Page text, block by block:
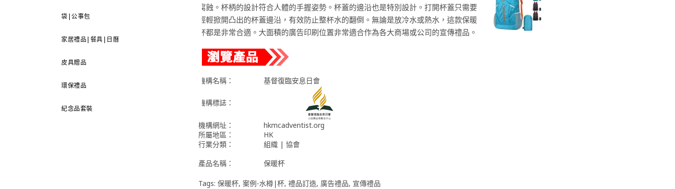
袋|公事包
家居禮品|餐具|日曆
皮具贈品
環保禮品
紀念品套裝
腐蝕。杯柄的設計符合人體的手握姿勢。杯蓋的邊沿也是特別設計。打開杯蓋只需要
輕輕掀開凸出的杯蓋邊沿，有效防止整杯水的翻倒。無論是放冷水或熱水，這款保暖
杯都是非常合適。大面積的廣告印刷位置非常適合作為各大商場或公司的宣傳禮品。
機構名稱： 基督復臨安息日會
機構標誌：
機構網址：
hkmcadventist.org
所屬地區：
HK
行業分類：
組織 | 協會
產品名稱：
保暖杯
Tags: 保暖杯, 案例-水樽|杯, 禮品訂造, 廣告禮品, 宣傳禮品